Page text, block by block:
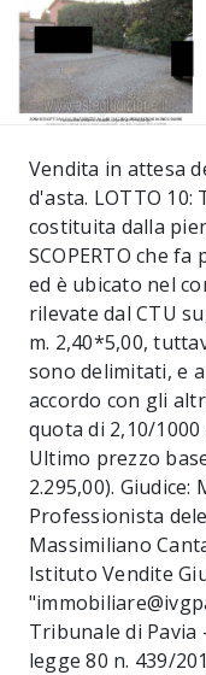
Vendita in attesa
d'asta. LOTTO
costituita dalla
SCOPERTO che
ed è ubicato nel
rilevate dal CTU
m. 2,40*5,00,
sono delimitati, e
accordo con gli
quota di 2,10/
Ultimo prezzo
2.295,00).
Professionista
Massimiliano
Istituto Vendite
Tribunale di Pavia
legge 80 n. 439/